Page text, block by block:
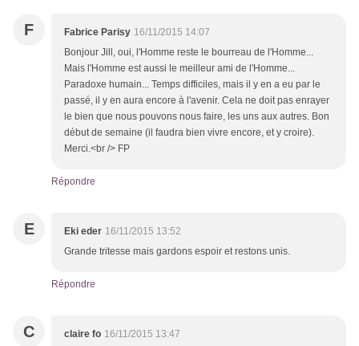
F Fabrice Parisy 16/11/2015 14:07
Bonjour Jill, oui, l'Homme reste le bourreau de l'Homme...
Mais l'Homme est aussi le meilleur ami de l'Homme...
Paradoxe humain... Temps difficiles, mais il y en a eu par le
passé, il y en aura encore à l'avenir. Cela ne doit pas enrayer
le bien que nous pouvons nous faire, les uns aux autres. Bon
début de semaine (il faudra bien vivre encore, et y croire).
Merci.<br /> FP
Répondre
E Eki eder 16/11/2015 13:52
Grande tritesse mais gardons espoir et restons unis.
Répondre
C claire fo 16/11/2015 13:47